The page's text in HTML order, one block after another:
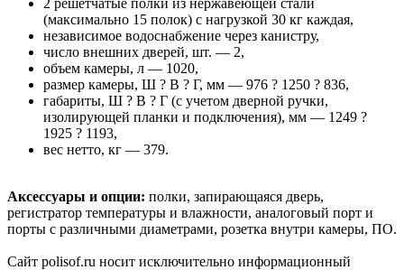
2 решетчатые полки из нержавеющей стали
(максимально 15 полок) с нагрузкой 30 кг каждая,
независимое водоснабжение через канистру,
число внешних дверей, шт. — 2,
объем камеры, л — 1020,
размер камеры, Ш ? В ? Г, мм — 976 ? 1250 ? 836,
габариты, Ш ? В ? Г (с учетом дверной ручки,
изолирующей планки и подключения), мм — 1249 ?
1925 ? 1193,
вес нетто, кг — 379.
Аксессуары и опции: полки, запирающаяся дверь,
регистратор температуры и влажности, аналоговый порт и
порты с различными диаметрами, розетка внутри камеры, ПО.
Сайт polisof.ru носит исключительно информационный